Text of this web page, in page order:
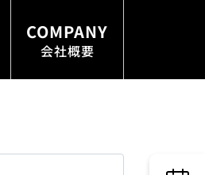
COMPANY
会社概要